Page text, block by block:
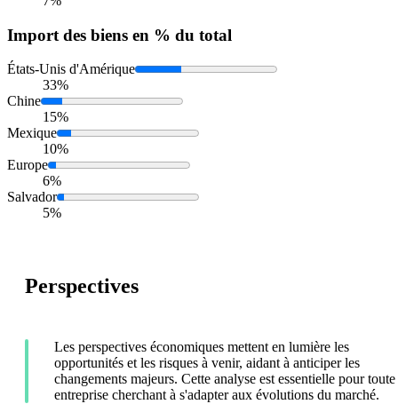
Import des biens en % du total
États-Unis d'Amérique
33%
Chine
15%
Mexique
10%
Europe
6%
Salvador
5%
Perspectives
Les perspectives économiques mettent en lumière les
opportunités et les risques à venir, aidant à anticiper les
changements majeurs. Cette analyse est essentielle pour toute
entreprise cherchant à s'adapter aux évolutions du marché.